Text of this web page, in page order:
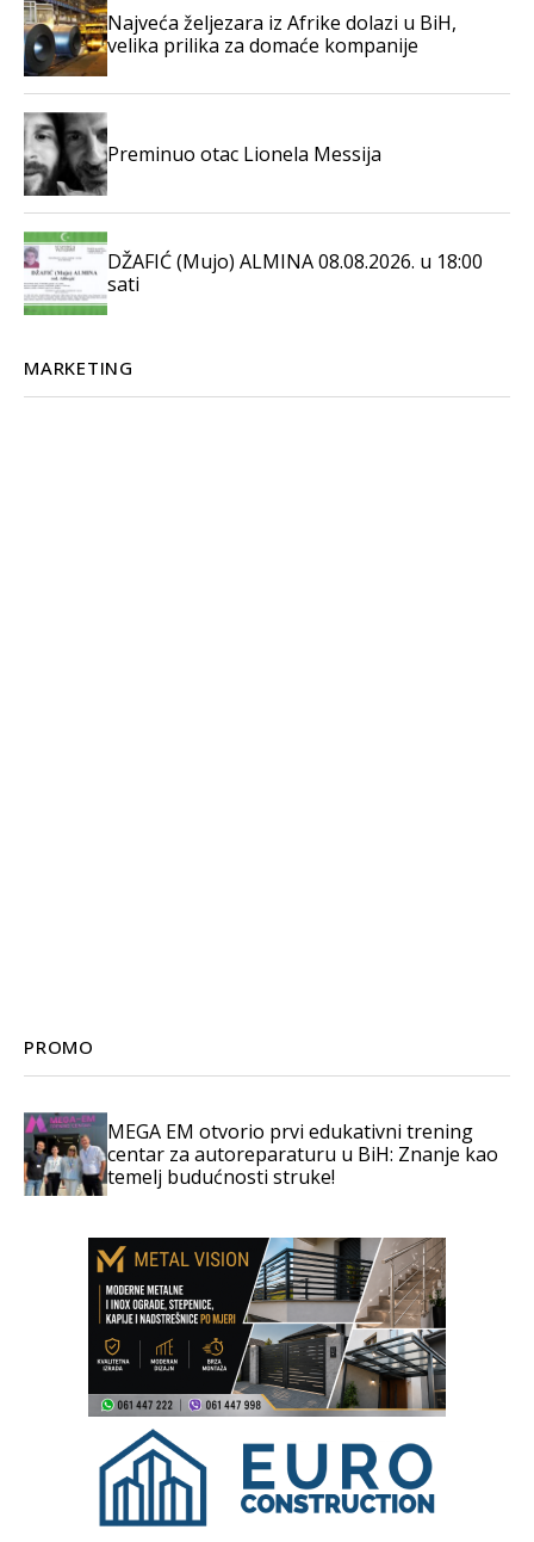
Najveća željezara iz Afrike dolazi u BiH,
velika prilika za domaće kompanije
Preminuo otac Lionela Messija
DŽAFIĆ (Mujo) ALMINA 08.08.2026. u 18:00
sati
MARKETING
PROMO
MEGA EM otvorio prvi edukativni trening
centar za autoreparaturu u BiH: Znanje kao
temelj budućnosti struke!